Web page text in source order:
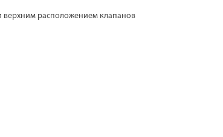
верхним расположением клапанов